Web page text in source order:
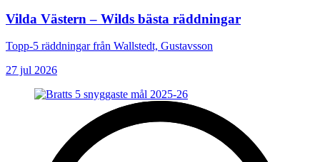
Vilda Västern – Wilds bästa räddningar
Topp-5 räddningar från Wallstedt, Gustavsson
27 jul 2026